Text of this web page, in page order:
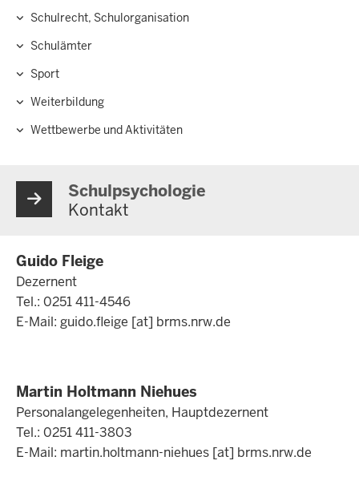
Schulrecht, Schulorganisation
Schulämter
Sport
Weiterbildung
Wettbewerbe und Aktivitäten
Schulpsychologie
Kontakt
Guido Fleige
Dezernent
Tel.: 0251 411-4546
E-Mail: guido.fleige [at] brms.nrw.de
Martin Holtmann Niehues
Personalangelegenheiten, Hauptdezernent
Tel.: 0251 411-3803
E-Mail: martin.holtmann-niehues [at] brms.nrw.de